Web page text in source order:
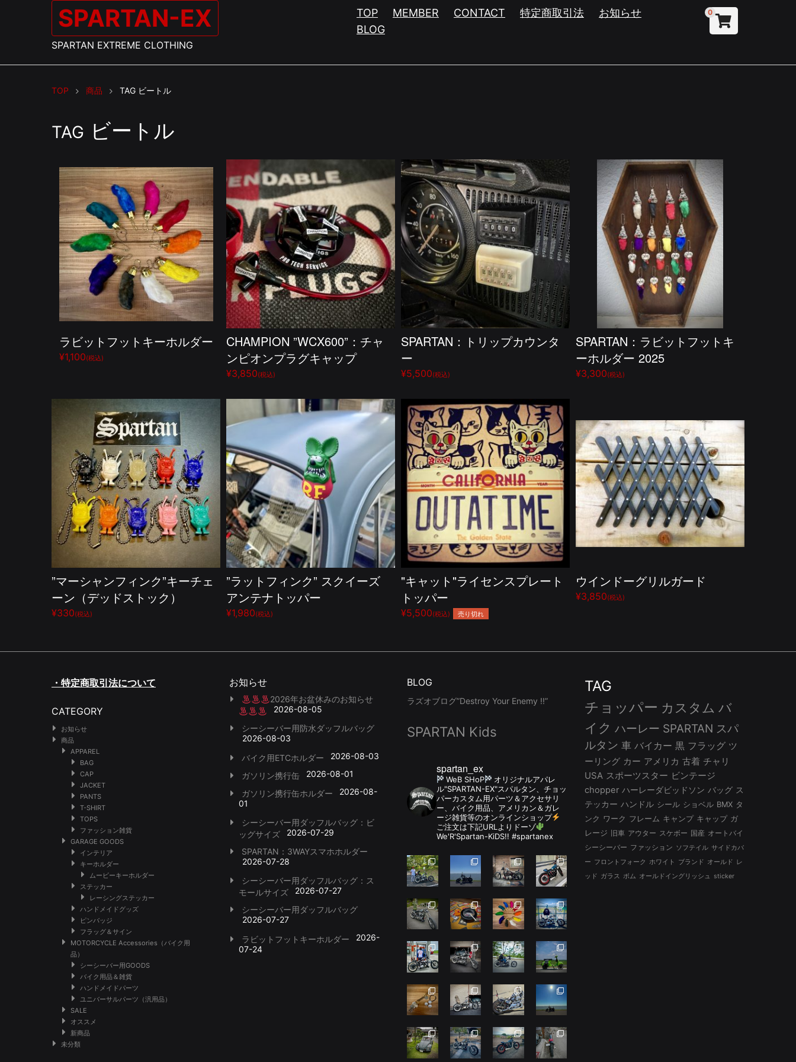
SPARTAN-EX
SPARTAN EXTREME CLOTHING
0
TOP MEMBER CONTACT 特定商取引法
お知らせ
BLOG
TOP 商品 TAG ビートル
TAG ビートル
ラビットフットキーホルダー
¥1,100(税込)
CHAMPION ”WCX600”：チャ
ンピオンプラグキャップ
¥3,850(税込)
SPARTAN：トリップカウンタ
ー
¥5,500(税込)
SPARTAN：ラビットフットキ
ーホルダー 2025
¥3,300(税込)
”マーシャンフィンク”キーチェ
ーン（デッドストック）
¥330(税込)
”ラットフィンク” スクイーズ
アンテナトッパー
¥1,980(税込)
"キャット"ライセンスプレート
トッパー
¥5,500(税込) 売り切れ
ウインドーグリルガード
¥3,850(税込)
・特定商取引法について
CATEGORY
お知らせ
商品
APPAREL
BAG
CAP
JACKET
PANTS
T-SHIRT
TOPS
ファッション雑貨
GARAGE GOODS
インテリア
キーホルダー
ムービーキーホルダー
ステッカー
レーシングステッカー
ハンドメイドグッズ
ピンバッジ
フラッグ＆サイン
MOTORCYCLE Accessories（バイク用
品）
シーシーバー用GOODS
バイク用品＆雑貨
ハンドメイドパーツ
ユニバーサルパーツ（汎用品）
SALE
オススメ
新商品
未分類
お知らせ
2026年お盆休みのお知らせ
2026-08-05
シーシーバー用防水ダッフルバッグ
2026-08-03
バイク用ETCホルダー
2026-08-03
ガソリン携行缶
2026-08-01
ガソリン携行缶ホルダー
2026-08-
01
シーシーバー用ダッフルバッグ：ビ
ッグサイズ
2026-07-29
SPARTAN：3WAYスマホホルダー
2026-07-28
シーシーバー用ダッフルバッグ：ス
モールサイズ
2026-07-27
シーシーバー用ダッフルバッグ
2026-07-27
ラビットフットキーホルダー
2026-
07-24
BLOG
ラズオブログ”Destroy Your Enemy !!”
SPARTAN Kids
spartan_ex
WeB SHoP
オリジナルアパレ
ル"SPARTAN-EX"スパルタン、チョッ
パーカスタム用パーツ＆アクセサリ
ー、バイク用品、アメリカン＆ガレ
ージ雑貨等のオンラインショップ
ご注文は下記URLよりドーゾ
We'R'Spartan-KiDS!! #spartanex
TAG
チョッパー カスタム バ
イク ハーレー SPARTAN スパ
ルタン 車 バイカー 黒 フラッグ ツ
ーリング カー アメリカ 古着 チャリ
USA スポーツスター ビンテージ
chopper ハーレーダビッドソン バッグ ス
テッカー ハンドル シール ショベル BMX タ
ンク ワーク フレーム キャンプ キャップ ガ
レージ
旧車 アウター スケボー 国産 オートバイ
シーシーバー ファッション ソフテイル サイドカバ
ー フロントフォーク ホワイト ブランド オールド レ
ッド ガラス ボム オールドイングリッシュ sticker